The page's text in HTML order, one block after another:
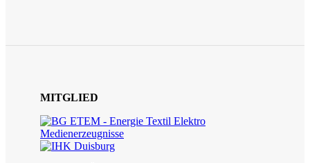
MITGLIED